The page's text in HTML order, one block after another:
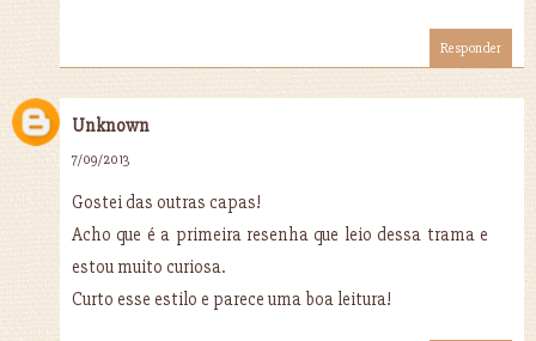
Responder
Unknown
7/09/2013
Gostei das outras capas!
Acho que é a primeira resenha que leio dessa trama e
estou muito curiosa.
Curto esse estilo e parece uma boa leitura!